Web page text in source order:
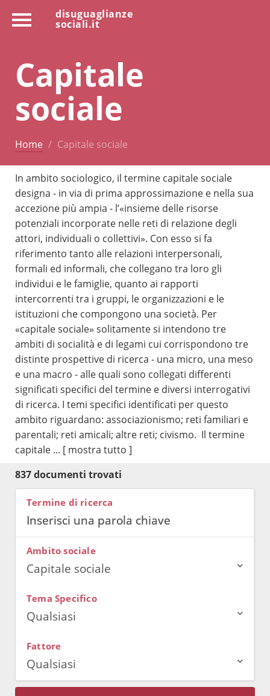
disuguaglianze
sociali.it
Capitale
sociale
Home Capitale sociale
In ambito sociologico, il termine capitale sociale
designa - in via di prima approssimazione e nella sua
accezione più ampia - l’«insieme delle risorse
potenziali incorporate nelle reti di relazione degli
attori, individuali o collettivi». Con esso si fa
riferimento tanto alle relazioni interpersonali,
formali ed informali, che collegano tra loro gli
individui e le famiglie, quanto ai rapporti
intercorrenti tra i gruppi, le organizzazioni e le
istituzioni che compongono una società. Per
«capitale sociale» solitamente si intendono tre
ambiti di socialità e di legami cui corrispondono tre
distinte prospettive di ricerca - una micro, una meso
e una macro - alle quali sono collegati differenti
significati specifici del termine e diversi interrogativi
di ricerca. I temi specifici identificati per questo
ambito riguardano: associazionismo; reti familiari e
parentali; reti amicali; altre reti; civismo. Il termine
capitale ... [ mostra tutto ]
837 documenti trovati
Termine di ricerca
Ambito sociale
Capitale sociale
Tema Specifico
Qualsiasi
Fattore
Qualsiasi